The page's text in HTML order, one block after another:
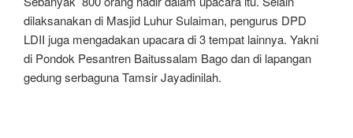
dilaksanakan di Masjid Luhur Sulaiman, pengurus DPD
LDII juga mengadakan upacara di 3 tempat lainnya. Yakni
di Pondok Pesantren Baitussalam Bago dan di lapangan
gedung serbaguna Tamsir Jayadinilah.